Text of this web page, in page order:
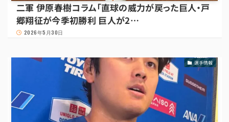
二軍 伊原春樹コラム「直球の威力が戻った巨人・戸
郷翔征が今季初勝利 巨人が2…
2026年5月30日
選手情報